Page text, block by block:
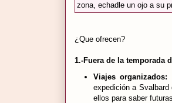
zona, echadle un ojo a su
¿Que ofrecen?
1.-Fuera de la temporada
Viajes organizados:
expedición a
ellos para saber